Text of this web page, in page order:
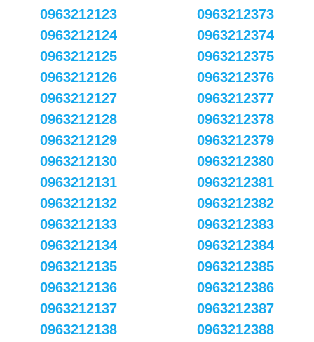
0963212123
0963212124
0963212125
0963212126
0963212127
0963212128
0963212129
0963212130
0963212131
0963212132
0963212133
0963212134
0963212135
0963212136
0963212137
0963212138
0963212373
0963212374
0963212375
0963212376
0963212377
0963212378
0963212379
0963212380
0963212381
0963212382
0963212383
0963212384
0963212385
0963212386
0963212387
0963212388